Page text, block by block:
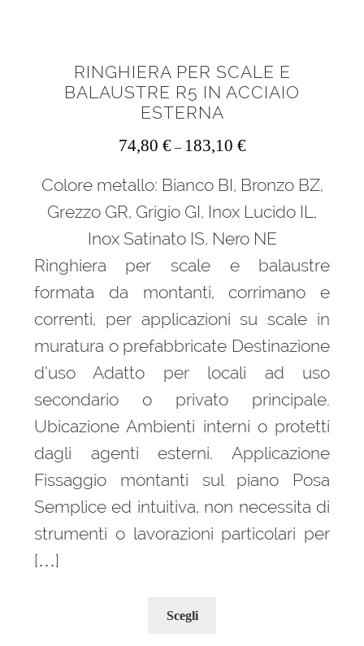
RINGHIERA PER SCALE E
BALAUSTRE R5 IN ACCIAIO
ESTERNA
74,80 €– 183,10 €
Colore metallo: Bianco BI, Bronzo BZ,
Grezzo GR, Grigio GI, Inox Lucido IL,
Inox Satinato IS, Nero NE
Ringhiera per scale e balaustre
formata da montanti, corrimano e
correnti, per applicazioni su scale in
muratura o prefabbricate Destinazione
d’uso Adatto per locali ad uso
secondario o privato principale.
Ubicazione Ambienti interni o protetti
dagli agenti esterni. Applicazione
Fissaggio montanti sul piano Posa
Semplice ed intuitiva, non necessita di
strumenti o lavorazioni particolari per
[…]
Scegli